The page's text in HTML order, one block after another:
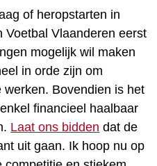
of heropstarten in
Voetbal Vlaanderen eerst
mogelijk wil maken
in orde zijn om
Bovendien is het
financieel haalbaar
Laat ons bidden dat de
uit gaan. Ik hoop nu op